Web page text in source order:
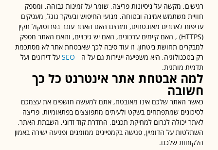
מקשה על ניסיונות פריצה, שומר על זמינות גבוהה, ומספק
משתמש אמינה ובטוחה. מנועי החיפוש ובעיקר גוגל, מעניקים
לאתרים מאובטחים, ומזהים האם האתר עובד בפרוטוקול תקין
(HTTPS) , האם קיימים עדכונים, האם יש גיבויים, והאם האתר מספק
תחושת ביטחון. זו עוד סיבה לכך שאבטחת אתר לא מסתכמת
היא משפיעה ישירות גם על ה-SEO על דירוגים ועל
מותגית.
אבטחת אתר אינטרנט כל כך
האתר שלכם אינו מאובטח, אתם למעשה חושפים את עצמכם
שמתפתחים בשקט ולעיתים מתפוצצים בפתאומיות. פריצה
יכולה לגרום למחיקת תכנים, החדרת קוד זדוני, השבתת האתר,
על הדומיין, פגישה בקמפיינים ממומנים ופגיעה ישירה באמון
שלכם.